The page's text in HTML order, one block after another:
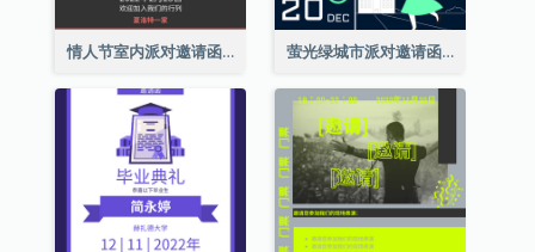
情人节室内派对邀请函 萤光绿城市派对邀请函